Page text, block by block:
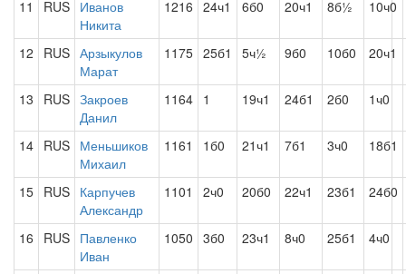
11 RUS Иванов
Никита
1216 24ч1 6б0 20ч1 8б½ 10ч0
12 RUS Арзыкулов
Марат
1175 25б1 5ч½ 9б0 10б0 20ч1
13 RUS Закроев
Данил
1164 1 19ч1 24б1 2б0 1ч0
14 RUS Меньшиков
Михаил
1161 1б0 21ч1 7б1 3ч0 18б1
15 RUS Карпучев
Александр
1101 2ч0 20б0 22ч1 23б1 24б0
16 RUS Павленко
Иван
1050 3б0 23ч1 8ч0 25б1 4ч0